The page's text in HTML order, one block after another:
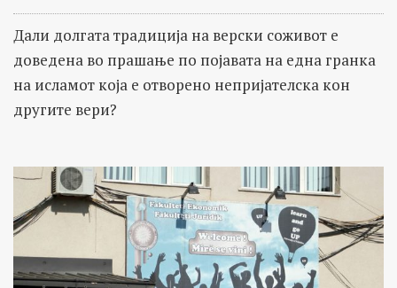
Дали долгата традиција на верски соживот е
доведена во прашање по појавата на една гранка
на исламот која е отворено непријателска кон
другите вери?